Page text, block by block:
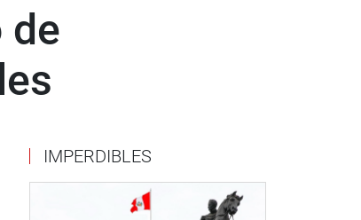
de
IMPERDIBLES